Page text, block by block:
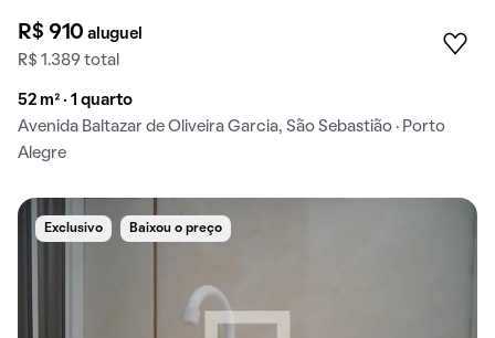
R$ 910aluguel
R$ 1.389 total
52 m² · 1 quarto
Avenida Baltazar de Oliveira Garcia, São Sebastião · Porto
Alegre
Exclusivo Baixou o preço